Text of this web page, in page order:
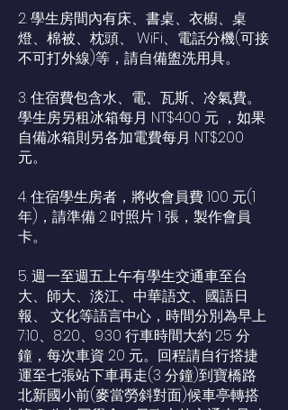
2. 學生房間內有床、書桌、衣櫥、桌
燈、棉被、枕頭、 WiFi、電話分機(可接
不可打外線)等，請自備盥洗用具。
3. 住宿費包含水、電、瓦斯、冷氣費。
學生房另租冰箱每月 NT$400 元 ，如果
自備冰箱則另各加電費每月 NT$200
元。
4. 住宿學生房者，將收會員費 100 元(1
年)，請準備 2 吋照片 1 張，製作會員
卡。
5. 週一至週五上午有學生交通車至台
大、師大、淡江、中華語文、國語日
報、 文化等語言中心，時間分別為早上
7:10、8:20、9:30 行車時間大約 25 分
鐘，每次車資 20 元。回程請自行搭捷
運至七張站下車再走(3 分鐘)到寶橋路
北新國小前(麥當勞斜對面)候車亭轉搭